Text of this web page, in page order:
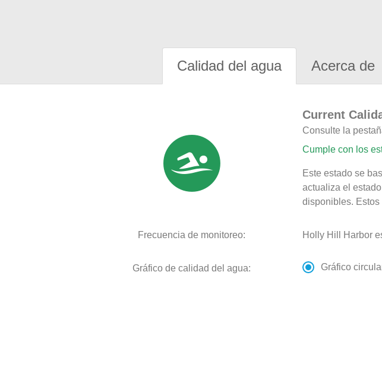
Calidad del agua Acerca de
Current
Consulte la
Cumple con los
Este estado se
actualiza el
disponibles.
Frecuencia de monitoreo: Holly Hill Harbor
Gráfico de calidad del agua: Gráfico